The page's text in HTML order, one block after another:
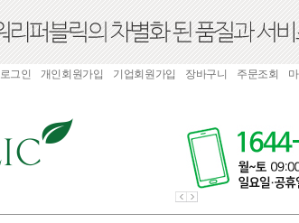
로그인 개인회원가입 기업회원가입 장바구니 주문조회